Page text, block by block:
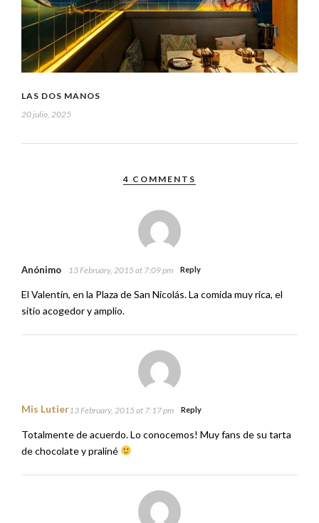
LAS DOS MANOS
20 julio, 2025
4 COMMENTS
Anónimo 13 February, 2015 at 7:09 pm Reply
El Valentín, en la Plaza de San Nicolás. La comida muy rica, el
sitio acogedor y amplio.
Mis Lutier13 February, 2015 at 7:17 pm Reply
Totalmente de acuerdo. Lo conocemos! Muy fans de su tarta
de chocolate y praliné